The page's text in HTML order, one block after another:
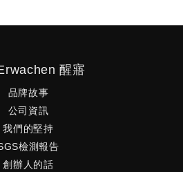
醒寤
品牌故事
公司資訊
我們的堅持
檢測報告
創辦人的話